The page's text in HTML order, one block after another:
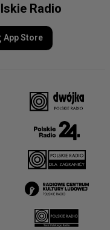
Radio
App Store